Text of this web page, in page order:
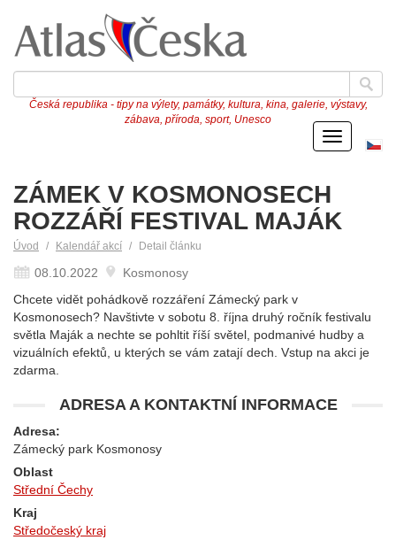
Česká republika - tipy na výlety, památky, kultura, kina, galerie, výstavy,
zábava, příroda, sport, Unesco
Menu
ZÁMEK V KOSMONOSECH
ROZZÁŘÍ FESTIVAL MAJÁK
Úvod Kalendář akcí Detail článku
08.10.2022
Kosmonosy
Chcete vidět pohádkově rozzáření Zámecký park v
Kosmonosech? Navštivte v sobotu 8. října druhý ročník festivalu
světla Maják a nechte se pohltit říší světel, podmanivé hudby a
vizuálních efektů, u kterých se vám zatají dech. Vstup na akci je
zdarma.
ADRESA A KONTAKTNÍ INFORMACE
Adresa:
Zámecký park Kosmonosy
Oblast
Střední Čechy
Kraj
Středočeský kraj